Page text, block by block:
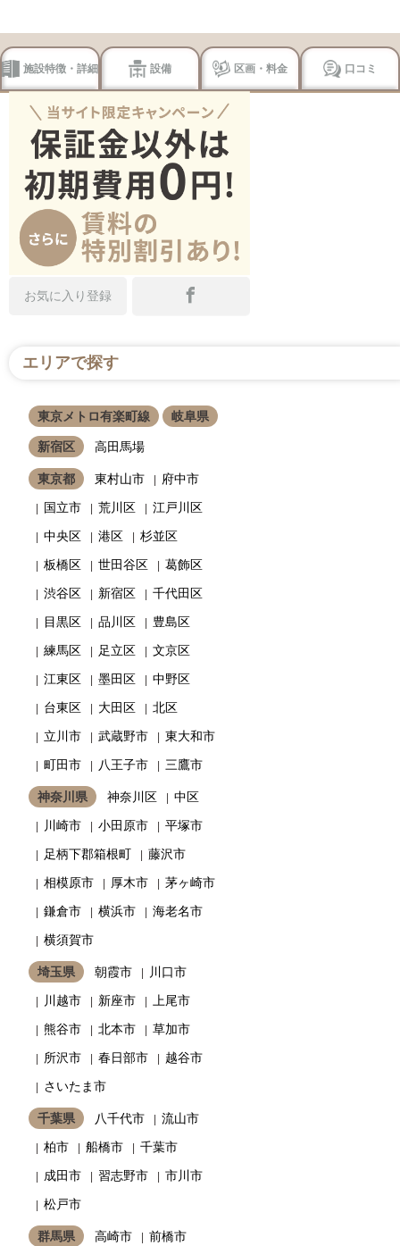
施設特徴・詳細 設備 区画・料金 口コミ
お気に入り登録
エリアで探す
東京メトロ有楽町線 岐阜県
新宿区 高田馬場
東京都 東村山市
府中市
国立市
荒川区
江戸川区
中央区
港区
杉並区
板橋区
世田谷区
葛飾区
渋谷区
新宿区
千代田区
目黒区
品川区
豊島区
練馬区
足立区
文京区
江東区
墨田区
中野区
台東区
大田区
北区
立川市
武蔵野市
東大和市
町田市
八王子市 三鷹市
神奈川県 神奈川区
中区
川崎市
小田原市
平塚市
足柄下郡箱根町
藤沢市
相模原市
厚木市
茅ヶ崎市
鎌倉市
横浜市
海老名市
横須賀市
埼玉県 朝霞市
川口市
川越市
新座市
上尾市
熊谷市
北本市
草加市
所沢市
春日部市
越谷市
さいたま市
千葉県 八千代市
流山市
柏市
船橋市
千葉市
成田市
習志野市
市川市
松戸市
群馬県 高崎市 前橋市